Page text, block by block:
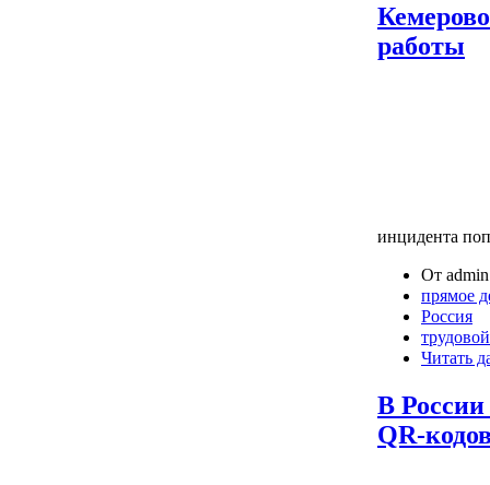
работы
инцидента
От
прямое
Россия
Читать
В
QR-